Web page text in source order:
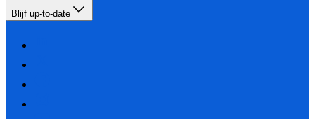
Blijf up-to-date